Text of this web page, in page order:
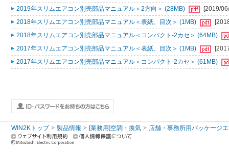
2019年スリムエアコン別売部品マニュアル＜2方向＞ (28MB)
[2019/
2018年スリムエアコン別売部品マニュアル＜表紙、目次＞ (1MB)
2018年スリムエアコン別売部品マニュアル＜コンパクト-2カセ＞ (64MB)
2017年スリムエアコン別売部品マニュアル＜表紙、目次＞ (1MB)
2017年スリムエアコン別売部品マニュアル＜コンパクト-2カセ＞ (61MB)
WIN2Kトップ 製品情報 [業務用]空調・換気 店舗・事務所用パッケージ